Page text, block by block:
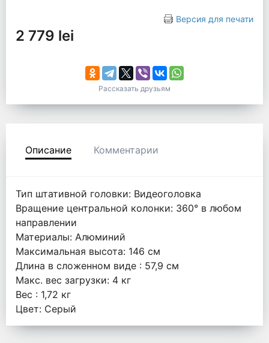
Версия для печати
2 779 lei
Рассказать друзьям
Описание Комментарии
Тип штативной головки: Видеоголовка
Вращение центральной колонки: 360° в любом
направлении
Материалы: Алюминий
Максимальная высота: 146 см
Длина в сложенном виде : 57,9 см
Макс. вес загрузки: 4 кг
Вес : 1,72 кг
Цвет: Серый